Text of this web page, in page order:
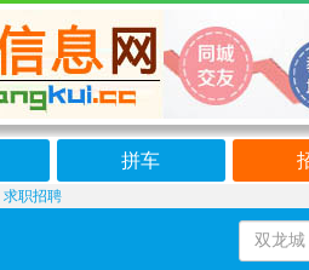
拼车
求职招聘